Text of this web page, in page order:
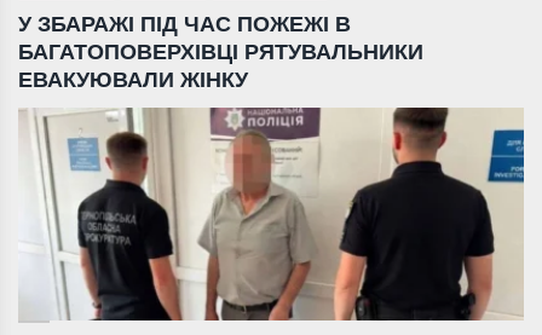
У ЗБАРАЖІ ПІД ЧАС ПОЖЕЖІ В
БАГАТОПОВЕРХІВЦІ РЯТУВАЛЬНИКИ
ЕВАКУЮВАЛИ ЖІНКУ